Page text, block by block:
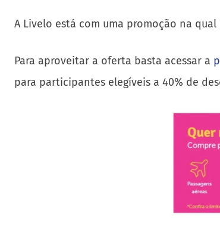
A Livelo está com uma promoção na
Para aproveitar a oferta basta acessar a
para participantes elegíveis a 40% de